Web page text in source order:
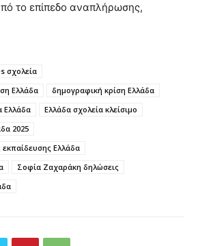
το επίπεδο αναπλήρωσης,
σχολεία
Ελλάδα
δημογραφική κρίση Ελλάδα
Ελλάδα
Ελλάδα σχολεία κλείσιμο
2025
Ελλάδα
Σοφία Ζαχαράκη δηλώσεις